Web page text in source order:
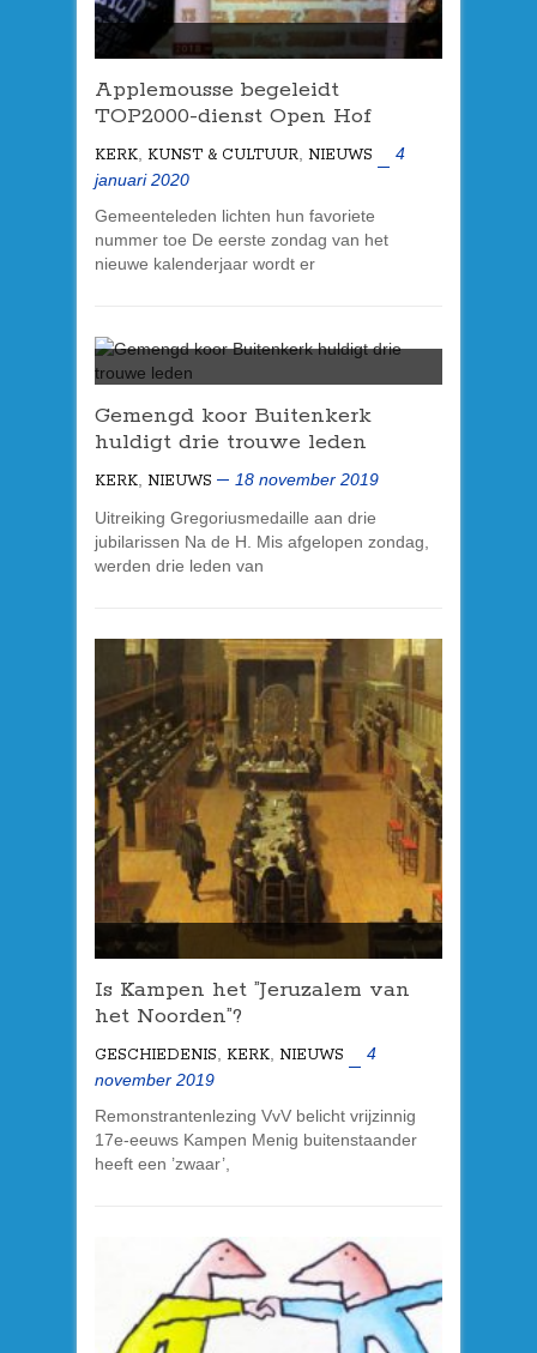
Applemousse begeleidt
TOP2000-dienst Open Hof
KERK KUNST & CULTUUR NIEUWS
4
januari 2020
Gemeenteleden lichten hun favoriete
nummer toe De eerste zondag van het
nieuwe kalenderjaar wordt er
Gemengd koor Buitenkerk
huldigt drie trouwe leden
KERK NIEUWS
18 november 2019
Uitreiking Gregoriusmedaille aan drie
jubilarissen Na de H. Mis afgelopen zondag,
werden drie leden van
Is Kampen het ”Jeruzalem van
het Noorden”?
GESCHIEDENIS, KERK, NIEUWS
4
november 2019
Remonstrantenlezing VvV belicht vrijzinnig
17e-eeuws Kampen Menig buitenstaander
heeft een ’zwaar’,